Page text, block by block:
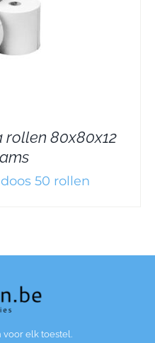
rollen 80x80x12
50 rollen
voor elk toestel.